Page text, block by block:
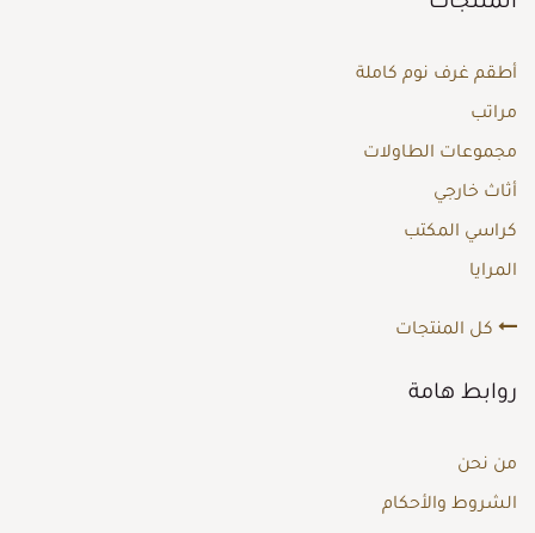
أطقم غرف نوم كاملة
مراتب
مجموعات الطاولات
أثاث خارجي
كراسي المكتب
المرايا
كل المنتجات
روابط هامة
من نحن
الشروط والأحكام